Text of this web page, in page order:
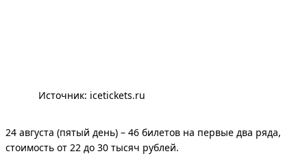
Источник: icetickets.ru
24 августа (пятый день) – 46 билетов на первые два ряда,
стоимость от 22 до 30 тысяч рублей.